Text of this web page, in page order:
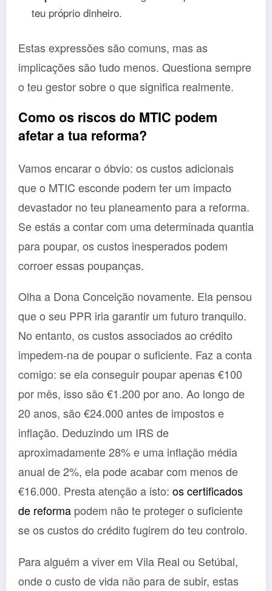
teu próprio dinheiro.
Estas expressões são comuns, mas as
implicações são tudo menos. Questiona sempre
o teu gestor sobre o que significa realmente.
Como os riscos do MTIC podem
afetar a tua reforma?
Vamos encarar o óbvio: os custos adicionais
que o MTIC esconde podem ter um impacto
devastador no teu planeamento para a reforma.
Se estás a contar com uma determinada quantia
para poupar, os custos inesperados podem
corroer essas poupanças.
Olha a Dona Conceição novamente. Ela pensou
que o seu PPR iria garantir um futuro tranquilo.
No entanto, os custos associados ao crédito
impedem-na de poupar o suficiente. Faz a conta
comigo: se ela conseguir poupar apenas €100
por mês, isso são €1.200 por ano. Ao longo de
20 anos, são €24.000 antes de impostos e
inflação. Deduzindo um IRS de
aproximadamente 28% e uma inflação média
anual de 2%, ela pode acabar com menos de
€16.000. Presta atenção a isto: os certificados
de reforma podem não te proteger o suficiente
se os custos do crédito fugirem do teu controlo.
Para alguém a viver em Vila Real ou Setúbal,
onde o custo de vida não para de subir, estas